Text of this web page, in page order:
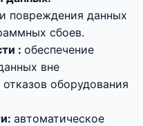
повреждения данных
сбоев.
: обеспечение
вне
оборудования
автоматическое